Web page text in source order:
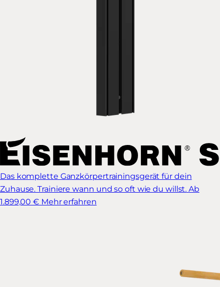
Das komplette Ganzkörpertrainingsgerät für dein
Zuhause. Trainiere wann und so oft wie du willst. Ab
1.899,00 € Mehr erfahren